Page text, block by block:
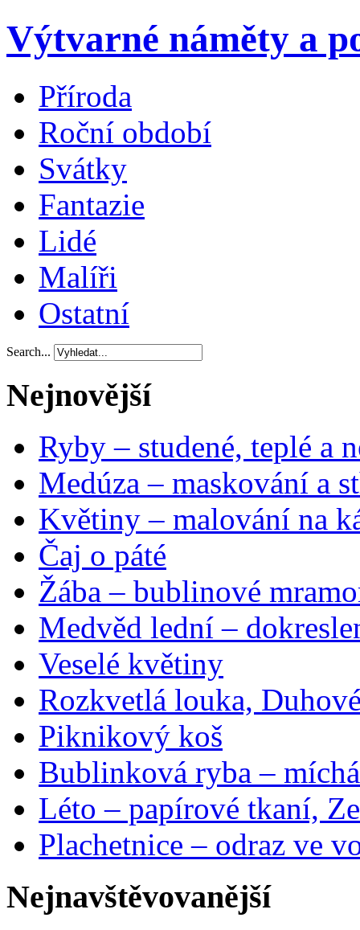
Výtvarné náměty a
Příroda
Roční období
Svátky
Fantazie
Lidé
Malíři
Ostatní
Search...
Nejnovější
Ryby – studené, teplé a
Medúza – maskování a
Květiny – malování na
Čaj o páté
Žába – bublinové
Medvěd lední –
Veselé květiny
Rozkvetlá louka,
Piknikový koš
Bublinková ryba –
Léto – papírové tkaní,
Plachetnice – odraz ve
Nejnavštěvovanější